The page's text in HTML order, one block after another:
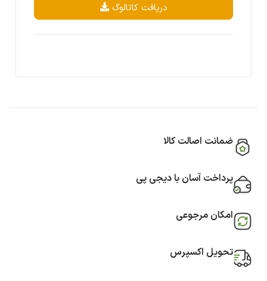
دریافت کاتالوگ
ضمانت اصالت کالا
پرداخت آسان با دیجی پی
امکان مرجوعی
تحویل اکسپرس